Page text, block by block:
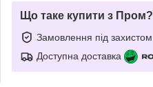
Що таке купити з Пром?
Замовлення під захистом
Доступна доставка